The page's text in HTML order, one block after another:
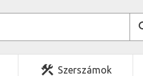
Szerszámok